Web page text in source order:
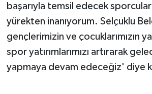
başarıyla temsil edecek
yürekten inanıyorum. Selçuklu
gençlerimizin ve çocuklarımızın
spor yatırımlarımızı artırarak
yapmaya devam edeceğiz' diye